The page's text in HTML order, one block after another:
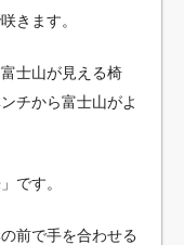
きます。
士山が見える椅
チから富士山がよ
です。
前で手を合わせる